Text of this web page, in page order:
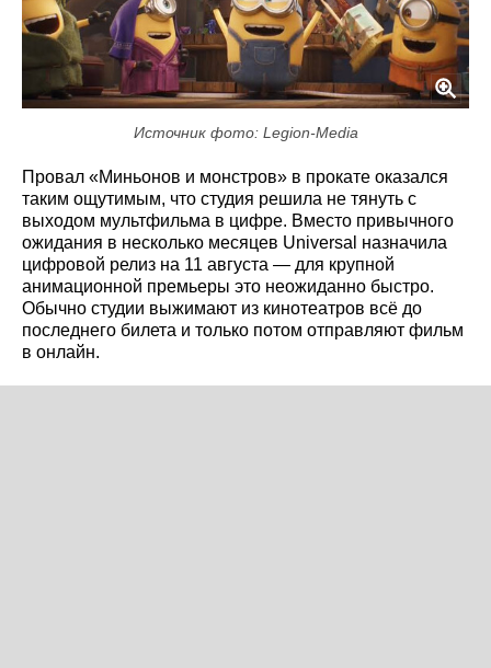
Источник фото: Legion-Media
Провал «Миньонов и монстров» в прокате оказался
таким ощутимым, что студия решила не тянуть с
выходом мультфильма в цифре. Вместо привычного
ожидания в несколько месяцев Universal назначила
цифровой релиз на 11 августа — для крупной
анимационной премьеры это неожиданно быстро.
Обычно студии выжимают из кинотеатров всё до
последнего билета и только потом отправляют фильм
в онлайн.